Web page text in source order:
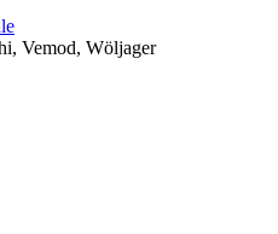
Vemod, Wöljager